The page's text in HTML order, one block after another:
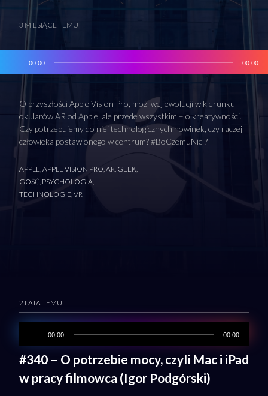
3 MIESIĄCE TEMU
00:00 00:00
O przyszłości Apple Vision Pro, możliwej ewolucji w kierunku
okularów AR od Apple, ale przede wszystkim – o kreatywności.
Czy potrzebujemy do niej technologicznych nowinek, czy raczej
człowieka postawionego w centrum? #BoCzemuNie ?
APPLE,APPLE VISION PRO,AR, GEEK,
GOŚĆ, PSYCHOLOGIA,
TECHNOLOGIE,VR
2 LATA TEMU
00:00 00:00
#340 – O potrzebie mocy, czyli Mac i iPad
w pracy filmowca (Igor Podgórski)